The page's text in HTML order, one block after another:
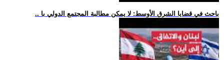
.. باحث في قضايا الشرق الأوسط: لا يمكن مطالبة المجتمع الدولي با